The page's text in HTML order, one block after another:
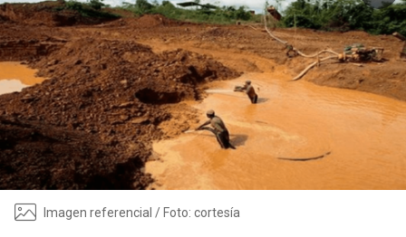
Imagen referencial / Foto: cortesía